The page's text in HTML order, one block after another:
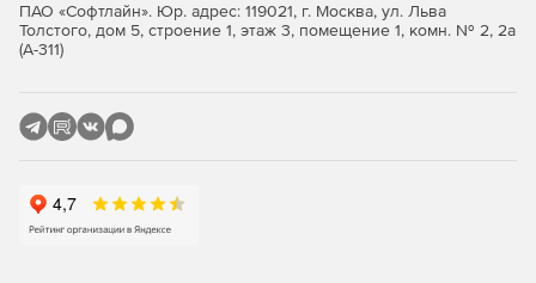
Антивирусная проверка потоков данных при
передаче файлов (FTP-трафик) и просмотре сетевых
Единое распоряжение защитой через сетевой узел
управления единым комплексом обеспечения
Отбор прав доступа по типу содержимого, объему
ПАО «Софтлайн». Юр. адрес: 119021, г. Москва, ул. Льва
Толстого, дом 5, строение 1, этаж 3, помещение 1, комн. № 2, 2а
(А-311)